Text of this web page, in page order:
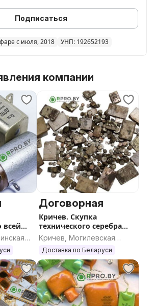
выводами и т.д.
условиям и выгодным ценам.
нами надежно!
Подписаться
с июля, 2018 УНП: 192652193
компании
всей
Договорная
Кричев. Скупка
технического серебра
бытового назначения
Кричев, Могилевская
область
Доставка по Беларуси